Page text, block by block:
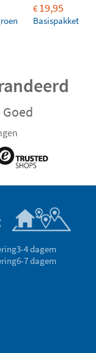
€19,95
Basispakket
3-4 dagem
6-7 dagem